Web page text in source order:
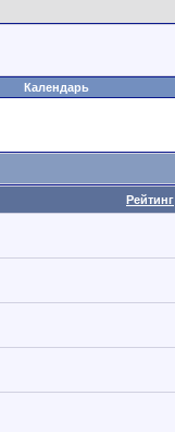
Календарь
Рейтинг